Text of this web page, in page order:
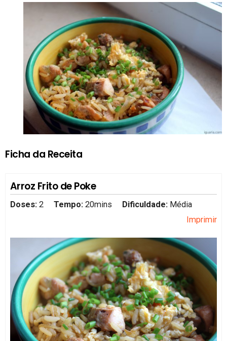
Ficha da Receita
Arroz Frito de Poke
Doses: 2 Tempo: 20mins Dificuldade: Média
Imprimir